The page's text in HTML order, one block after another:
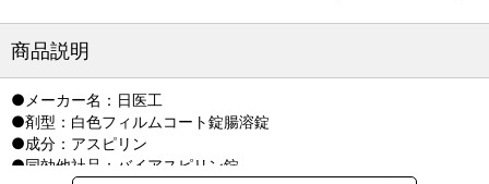
商品説明
●メーカー名：日医工
●剤型：白色フィルムコート錠腸溶錠
●成分：アスピリン
●同効他社品：バイアスピリン錠